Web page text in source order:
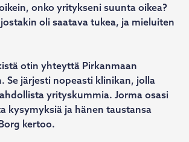
onko yritykseni suunta oikea?
oli saatava tukea, ja mieluiten
otin yhteyttä Pirkanmaan
Se järjesti nopeasti klinikan, jolla
yrityskummia. Jorma osasi
kysymyksiä ja hänen taustansa
kertoo.